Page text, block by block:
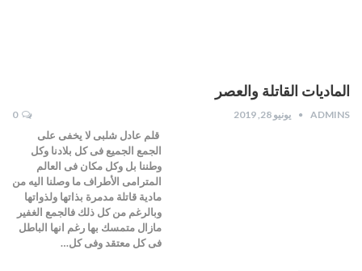
الماديات القاتلة والعصر
ADMINS يونيو 28, 2019 0
قلم عادل شلبى لا يخفى على
الجمع الجميع فى كل بلادنا وكل
وطننا بل وكل مكان فى العالم
المترامى الأطراف ما وصلنا اليه من
مادية قاتلة مدمرة بذاتها ولذواتها
وبالرغم من كل ذلك فالجمع الغفير
مازال متمسك بها رغم انها الباطل
فى كل معتقد وفى كل…